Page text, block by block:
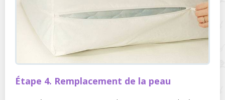
Étape 4. Remplacement de la peau